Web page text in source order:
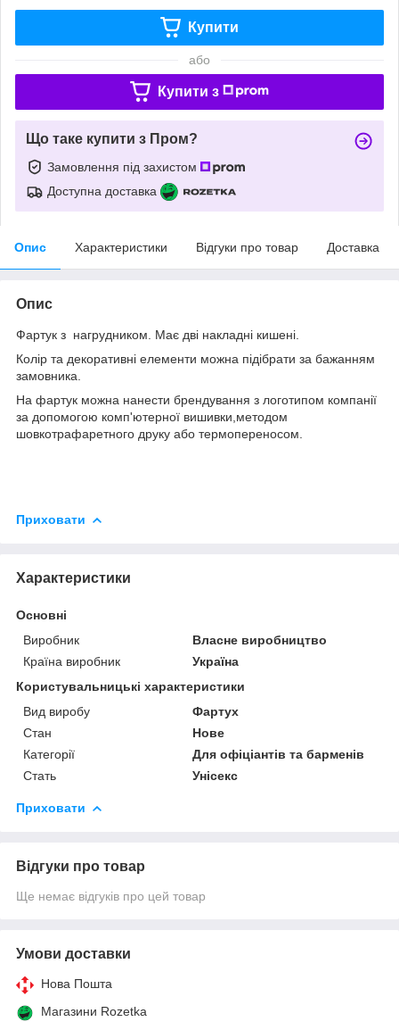
Купити
або
Купити з
Що таке купити з Пром?
Замовлення під захистом
Доступна доставка
Опис Характеристики Відгуки про товар Доставка
Опис
Фартук з нагрудником. Має дві накладні кишені.
Колір та декоративні елементи можна підібрати за бажанням
замовника.
На фартук можна нанести брендування з логотипом компанії
за допомогою комп'ютерної вишивки,методом
шовкотрафаретного друку або термопереносом.
Приховати
Характеристики
Основні
Виробник
Власне виробництво
Країна виробник
Україна
Користувальницькі характеристики
Вид виробу
Фартух
Стан
Нове
Категорії
Для офіціантів та барменів
Стать
Унісекс
Приховати
Відгуки про товар
Ще немає відгуків про цей товар
Умови доставки
Нова Пошта
Магазини Rozetka